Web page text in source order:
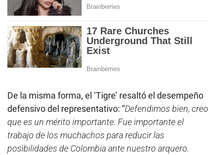
De la misma forma, el ‘Tigre’ resaltó el desempeño
defensivo del representativo: “Defendimos bien, creo
que es un mérito importante. Fue importante el
trabajo de los muchachos para reducir las
posibilidades de Colombia ante nuestro arquero.